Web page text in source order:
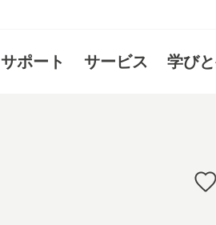
サポート サービス 学び